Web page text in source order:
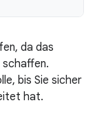
da das
schaffen.
bis Sie sicher
hat.